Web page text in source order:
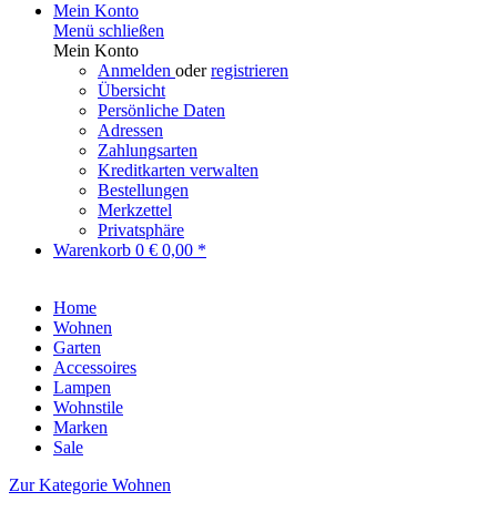
Mein Konto
Menü schließen
Mein Konto
Anmelden oderregistrieren
Übersicht
Persönliche Daten
Adressen
Zahlungsarten
Kreditkarten verwalten
Bestellungen
Merkzettel
Privatsphäre
Warenkorb 0 € 0,00 *
Home
Wohnen
Garten
Accessoires
Lampen
Wohnstile
Marken
Sale
Zur Kategorie Wohnen